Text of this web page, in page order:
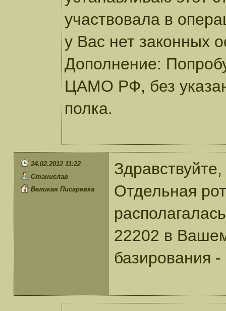
участвовала в
у Вас нет законных
Дополнение:
ЦАМО РФ, без
полка.
24.02.2012 11:22
Станислав
Великая Писаревка
Отдельная
22202 в
базирования -